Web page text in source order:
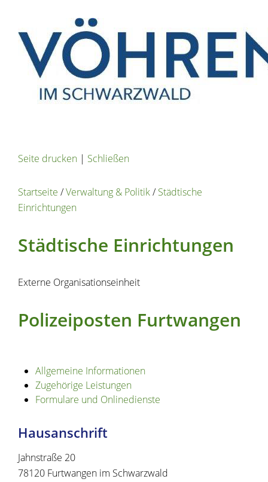
Seite drucken | Schließen
Startseite /Verwaltung & Politik/Städtische
Einrichtungen
Städtische Einrichtungen
Externe Organisationseinheit
Polizeiposten Furtwangen
Allgemeine Informationen
Zugehörige Leistungen
Formulare und Onlinedienste
Hausanschrift
Jahnstraße 20
78120 Furtwangen im Schwarzwald